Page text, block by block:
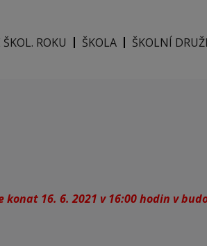
ROKU ŠKOLA ŠKOLNÍ
16. 6. 2021 v 16:00 hodin v